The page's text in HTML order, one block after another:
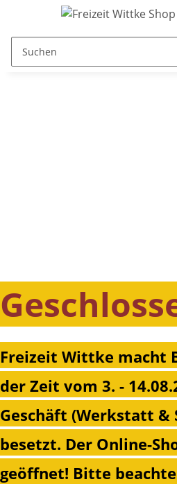
Freizeit Wittke macht
der Zeit vom 3. -
Geschäft (Werkstatt &
besetzt. Der Online-
geöffnet! Bitte